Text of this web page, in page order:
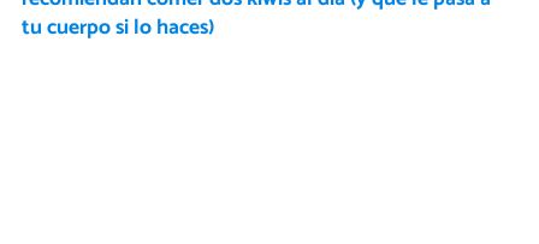
tu cuerpo si lo haces)